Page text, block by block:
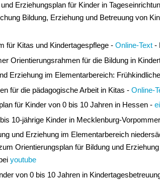
Erziehungsplan für Kinder in
Bildung, Erziehung und Betreuung von
für Kitas und Kindertagespflege - Online-Text-
Orientierungsrahmen für die Bildung in
Erziehung im Elementarbereich:
für die pädagogische Arbeit in Kitas - Online-
für Kinder von 0 bis 10 Jahren in Hessen -
10-jährige Kinder in Mecklenburg-
und Erziehung im Elementarbereich
Orientierungsplan für Bildung und
youtube
von 0 bis 10 Jahren in